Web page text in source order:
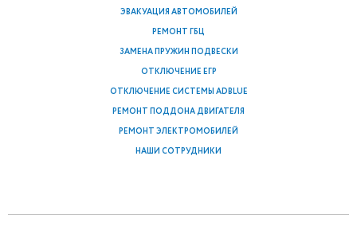
ЭВАКУАЦИЯ АВТОМОБИЛЕЙ
РЕМОНТ ГБЦ
ЗАМЕНА ПРУЖИН ПОДВЕСКИ
ОТКЛЮЧЕНИЕ ЕГР
ОТКЛЮЧЕНИЕ СИСТЕМЫ ADBLUE
РЕМОНТ ПОДДОНА ДВИГАТЕЛЯ
РЕМОНТ ЭЛЕКТРОМОБИЛЕЙ
НАШИ СОТРУДНИКИ